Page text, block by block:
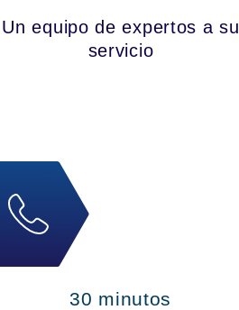
Un equipo de expertos a su
servicio
30 minutos